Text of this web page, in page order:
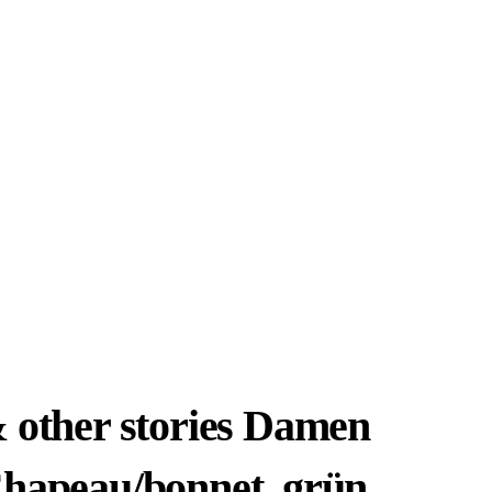
other stories Damen